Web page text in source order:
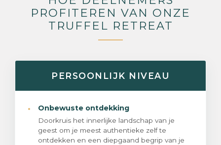
PROFITEREN VAN ONZE
TRUFFEL RETREAT
PERSOONLIJK NIVEAU
· Onbewuste ontdekking
Doorkruis het innerlijke landschap van je
geest om je meest authentieke zelf te
ontdekken en een diepgaand begrip van je